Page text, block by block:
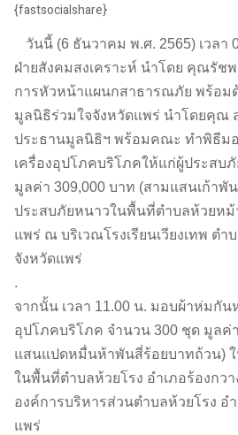
{fastsocialshare}
วันนี้ (6 ธันวาคม พ.ศ. 2565) เวลา
ฝ่ายสังคมสงเคราะห์ นำโดย คุณรัช
การหัวหน้าแผนกสาธารณภัย พร้อม
มูลนิธิร่วมใจจังหวัดแพร่ นำโดยคุณ
ประธานมูลนิธิฯ พร้อมคณะ ทำพิธีม
เครื่องอุปโภคบริโภคให้แก่ผู้ประสบ
มูลค่า 309,000 บาท (สามแสนเก้าพั
ประสบภัยหนาวในพื้นที่ตำบลห้วยหม้
แพร่ ณ บริเวณโรงเรียนเวียงเทพ ตำ
จังหวัดแพร่
.
จากนั้น เวลา 11.00 น. มอบผ้าห่มกัน
อุปโภคบริโภค จำนวน 300 ชุด มูลค่
แสนแปดหมื่นห้าพันสี่ร้อยบาทถ้วน)
ในพื้นที่ตำบลห้วยโรง อำเภอร้องกว
องค์การบริหารส่วนตำบลห้วยโรง อ
แพร่